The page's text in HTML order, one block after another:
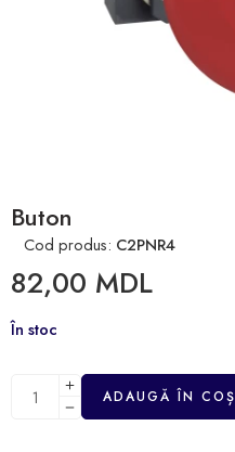
Buton
Cod produs: C2PNR4
82,00 MDL
În stoc
ADAUGĂ ÎN COȘ